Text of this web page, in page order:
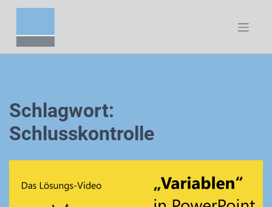
Schlagwort:
Schlusskontrolle